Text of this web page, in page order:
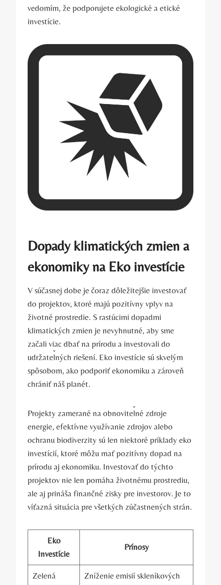
‍vedomím, že podporujete ekologické a ⁢etické
investície.
Dopady ‌klimatických zmien a⁤
ekonomiky na Eko⁣ investície
V ⁢súčasnej dobe je ‌čoraz dôležitejšie investovať
do projektov, ktoré ⁣majú pozitívny vplyv‌ na
životné prostredie. S rastúcimi ​dopadmi
klimatických‌ zmien je nevyhnutné, aby sme
začali viac dbať na prírodu ⁤a investovali do
udržateľných‌ riešení. Eko​ investície sú skvelým
spôsobom, ako podporiť ekonomiku a‌ zároveň⁢
chrániť náš planét.
Projekty zamerané na obnoviteľné zdroje
energie, efektívne využívanie zdrojov ‌alebo
‍ochranu biodiverzity sú len niektoré príklady eko
investícií, ktoré môžu mať pozitívny dopad na
prírodu aj ekonomiku. Investovať do týchto
projektov nie len pomáha životnému prostrediu,
‌ale ‌aj‍ prináša finančné ⁣zisky pre investorov. Je to
⁢víťazná situácia pre všetkých zúčastnených strán.
Eko⁤
Investície
Prínosy
Zelená
Zníženie‌ emisií skleníkových